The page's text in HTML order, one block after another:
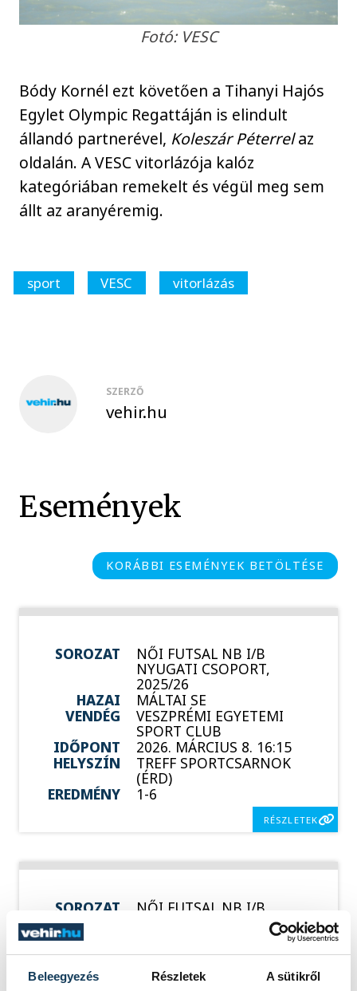
Beleegyezés Részletek A sütikről
Fotó: VESC
Bódy Kornél ezt követően a Tihanyi Hajós
Egylet Olympic Regattáján is elindult
állandó partnerével, Koleszár Péterrelaz
oldalán. A VESC vitorlázója kalóz
kategóriában remekelt és végül meg sem
állt az aranyéremig.
sport VESC vitorlázás
SZERZŐ
vehir.hu
Események
KORÁBBI ESEMÉNYEK BETÖLTÉSE
SOROZAT NŐI FUTSAL NB I/B
NYUGATI CSOPORT,
2025/26
HAZAI
MÁLTAI SE
VENDÉG
VESZPRÉMI EGYETEMI
SPORT CLUB
IDŐPONT
2026. MÁRCIUS 8. 16:15
HELYSZÍN
TREFF SPORTCSARNOK
(ÉRD)
EREDMÉNY
1-6
RÉSZLETEK
SOROZAT NŐI FUTSAL NB I/B
NYUGATI CSOPORT,
HAZAI
SSC BUDAPEST
VENDÉG
VESZPRÉMI EGYETEMI
SPORT CLUB